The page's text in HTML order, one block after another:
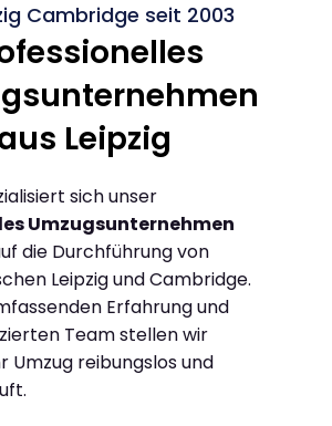
Cambridge seit 2003
Leipzig
sich unser
Umzugsunternehmen
die Durchführung von
Leipzig und Cambridge.
Erfahrung und
Team stellen wir
Umzug reibungslos und